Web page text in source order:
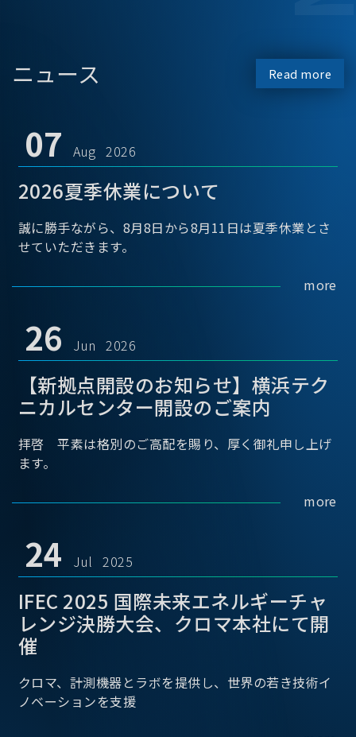
ニュース Read more
07 Aug 2026
2026夏季休業について
誠に勝手ながら、8月8日から8月11日は夏季休業とさ
せていただきます。
more
26 Jun 2026
【新拠点開設のお知らせ】横浜テク
ニカルセンター開設のご案内
拝啓 平素は格別のご高配を賜り、厚く御礼申し上げ
ます。
more
24 Jul 2025
IFEC 2025 国際未来エネルギーチャ
レンジ決勝大会、クロマ本社にて開
催
クロマ、計測機器とラボを提供し、世界の若き技術イ
ノベーションを支援